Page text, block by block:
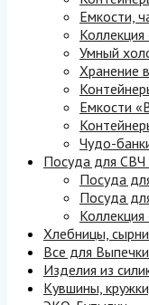
Емкости,
Умный
Хранение
Емкости
Чудо-
Посуда для СВЧ
Посуда
Посуда
Хлебницы,
Все для Выпечки
Изделия из
Кувшины,